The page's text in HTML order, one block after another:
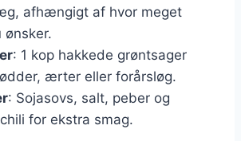
afhængigt af hvor meget
ønsker.
: 1 kop hakkede grøntsager
ærter eller forårsløg.
: Sojasovs, salt, peber og
for ekstra smag.